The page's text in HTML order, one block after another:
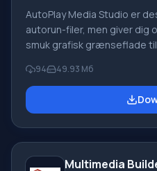
AutoPlay Media Studio er
autorun-filer, men giver dig
smuk grafisk grænseflade
projektet til disk. AutoPlay
Måske har hver computer
beskæftiget sig med at
94 49.93 Мб
Multimedia